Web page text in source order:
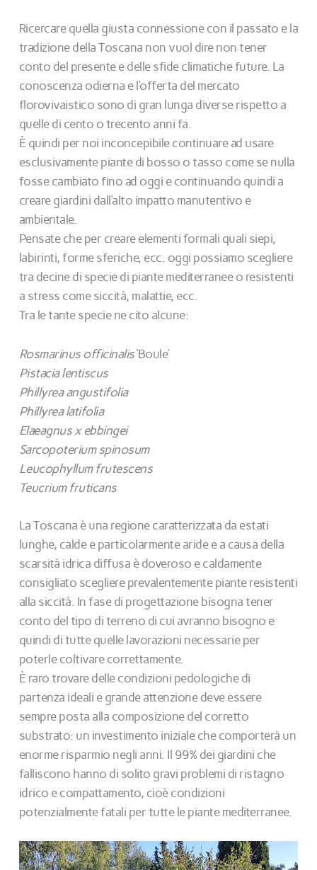
Ricercare quella giusta connessione con il passato e la
tradizione della Toscana non vuol dire non tener
conto del presente e delle sfide climatiche future. La
conoscenza odierna e l’offerta del mercato
florovivaistico sono di gran lunga diverse rispetto a
quelle di cento o trecento anni fa.
È quindi per noi inconcepibile continuare ad usare
esclusivamente piante di bosso o tasso come se nulla
fosse cambiato fino ad oggi e continuando quindi a
creare giardini dall’alto impatto manutentivo e
ambientale.
Pensate che per creare elementi formali quali siepi,
labirinti, forme sferiche, ecc. oggi possiamo scegliere
tra decine di specie di piante mediterranee o resistenti
a stress come siccità, malattie, ecc.
Tra le tante specie ne cito alcune:
Rosmarinus officinalis‘Boule’
Pistacia lentiscus
Phillyrea angustifolia
Phillyrea latifolia
Elaeagnus x ebbingei
Sarcopoterium spinosum
Leucophyllum frutescens
Teucrium fruticans
La Toscana è una regione caratterizzata da estati
lunghe, calde e particolarmente aride e a causa della
scarsità idrica diffusa è doveroso e caldamente
consigliato scegliere prevalentemente piante resistenti
alla siccità. In fase di progettazione bisogna tener
conto del tipo di terreno di cui avranno bisogno e
quindi di tutte quelle lavorazioni necessarie per
poterle coltivare correttamente.
È raro trovare delle condizioni pedologiche di
partenza ideali e grande attenzione deve essere
sempre posta alla composizione del corretto
substrato: un investimento iniziale che comporterà un
enorme risparmio negli anni. Il 99% dei giardini che
falliscono hanno di solito gravi problemi di ristagno
idrico e compattamento, cioè condizioni
potenzialmente fatali per tutte le piante mediterranee.